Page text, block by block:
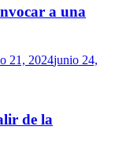
a una
21, 2024junio 24,
de la